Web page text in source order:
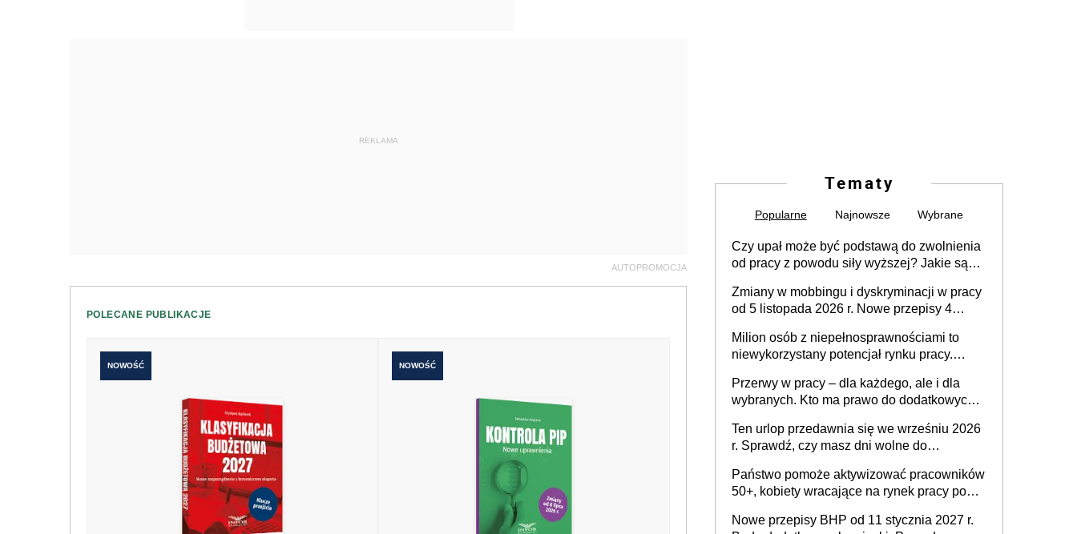
REKLAMA
AUTOPROMOCJA
POLECANE PUBLIKACJE
NOWOŚĆ NOWOŚĆ
Tematy
Popularne Najnowsze Wybrane
Czy upał może być podstawą do zwolnienia
od pracy z powodu siły wyższej? Jakie są
Zmiany w mobbingu i dyskryminacji w pracy
od 5 listopada 2026 r. Nowe przepisy 4
Ustaw
Milion osób z niepełnosprawnościami to
niewykorzystany potencjał rynku pracy.
dofinansowań czy refundacji, ale bariery po
stronie systemu i świadomości
pracodawców [WYWIAD]
Przerwy w pracy – dla każdego, ale i dla
wybranych. Kto ma prawo do dodatkowych
Ten urlop przedawnia się we wrześniu 2026
r. Sprawdź, czy masz dni wolne do
Państwo pomoże aktywizować pracowników
50+, kobiety wracające na rynek pracy po
osoby neuroatypowe. Powstanie Fundusz
Nowe przepisy BHP od 11 stycznia 2027 r.